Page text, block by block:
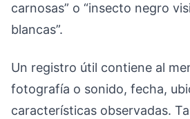
carnosas” o “insecto negro
blancas”.
Un registro útil contiene al
fotografía o sonido, fecha,
características observadas.